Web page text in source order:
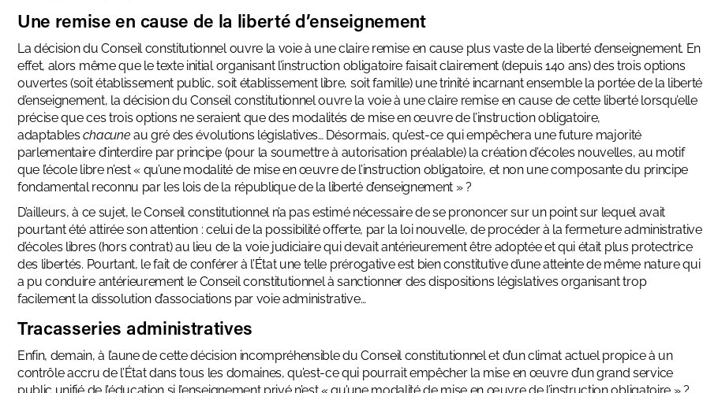
Une remise en cause de la liberté d’enseignement
La décision du Conseil constitutionnel ouvre la voie à une claire remise en cause plus vaste de la liberté d’enseignement. En
effet, alors même que le texte initial organisant l’instruction obligatoire faisait clairement (depuis 140 ans) des trois options
ouvertes (soit établissement public, soit établissement libre, soit famille) une trinité incarnant ensemble la portée de la liberté
d’enseignement, la décision du Conseil constitutionnel ouvre la voie à une claire remise en cause de cette liberté lorsqu’elle
précise que ces trois options ne seraient que des modalités de mise en œuvre de l’instruction obligatoire,
adaptableschacune au gré des évolutions législatives… Désormais, qu’est-ce qui empêchera une future majorité
parlementaire d’interdire par principe (pour la soumettre à autorisation préalable) la création d’écoles nouvelles, au motif
que l’école libre n’est « qu’une modalité de mise en œuvre de l’instruction obligatoire, et non une composante du principe
fondamental reconnu par les lois de la république de la liberté d’enseignement » ?
D’ailleurs, à ce sujet, le Conseil constitutionnel n’a pas estimé nécessaire de se prononcer sur un point sur lequel avait
pourtant été attirée son attention : celui de la possibilité offerte, par la loi nouvelle, de procéder à la fermeture administrative
d’écoles libres (hors contrat) au lieu de la voie judiciaire qui devait antérieurement être adoptée et qui était plus protectrice
des libertés. Pourtant, le fait de conférer à l’État une telle prérogative est bien constitutive d’une atteinte de même nature qui
a pu conduire antérieurement le Conseil constitutionnel à sanctionner des dispositions législatives organisant trop
facilement la dissolution d’associations par voie administrative…
Tracasseries administratives
Enfin, demain, à l’aune de cette décision incompréhensible du Conseil constitutionnel et d’un climat actuel propice à un
contrôle accru de l’État dans tous les domaines, qu’est-ce qui pourrait empêcher la mise en œuvre d’un grand service